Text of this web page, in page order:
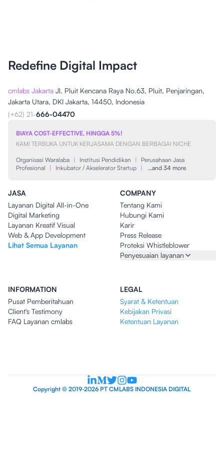
Redefine Digital Impact
cmlabs Jakarta Jl. Pluit Kencana Raya No.63, Pluit, Penjaringan,
Jakarta Utara, DKI Jakarta, 14450, Indonesia
(+62) 21-666-04470
BIAYA COST-EFFECTIVE, HINGGA 5%!
KAMI TERBUKA UNTUK KERJASAMA DENGAN BERBAGAI NICHE
Organisasi Waralaba | Institusi Pendidikan |
Perusahaan Jasa
Profesional
| Inkubator / Akselerator Startup | …and 34 more
JASA
Layanan Digital All-in-One
Digital Marketing
Layanan Kreatif Visual
Web & App Development
Lihat Semua Layanan
COMPANY
Tentang Kami
Hubungi Kami
Karir
Press Release
Proteksi Whistleblower
Penyesuaian layanan
INFORMATION
Pusat Pemberitahuan
Client's Testimony
FAQ Layanan cmlabs
LEGAL
Syarat & Ketentuan
Kebijakan Privasi
Ketentuan Layanan
Copyright © 2019-2026 PT CMLABS INDONESIA DIGITAL